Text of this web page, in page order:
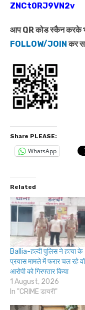
ZNCt0RJ9VN2v
आप QR कोड स्कैन करके
FOLLOW/JOINकर
Share PLEASE:
WhatsApp
Related
Ballia-हल्दी पुलिस ने हत्या के
प्रयास मामले में फरार चल रहे
आरोपी को गिरफ्तार किया
1 August, 2026
In "CRIME डायरी"